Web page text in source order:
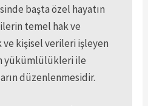
başta özel hayatın
temel hak ve
kişisel verileri işleyen
yükümlülükleri ile
düzenlenmesidir.